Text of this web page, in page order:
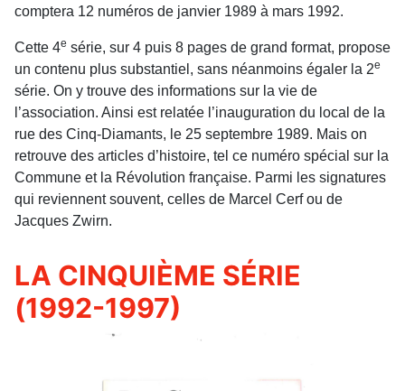
comptera 12 numéros de janvier 1989 à mars 1992.
Cette 4e série, sur 4 puis 8 pages de grand format, propose
un contenu plus substantiel, sans néanmoins égaler la 2e
série. On y trouve des informations sur la vie de
l’association. Ainsi est relatée l’inauguration du local de la
rue des Cinq-Diamants, le 25 septembre 1989. Mais on
retrouve des articles d’histoire, tel ce numéro spécial sur la
Commune et la Révolution française. Parmi les signatures
qui reviennent souvent, celles de Marcel Cerf ou de
Jacques Zwirn.
LA CINQUIÈME SÉRIE
(1992-1997)